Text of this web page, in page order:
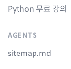
Python 무료 강의
AGENTS
sitemap.md